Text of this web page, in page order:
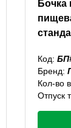
Бочка
Код:
Бренд:
Кол-во
Отпуск